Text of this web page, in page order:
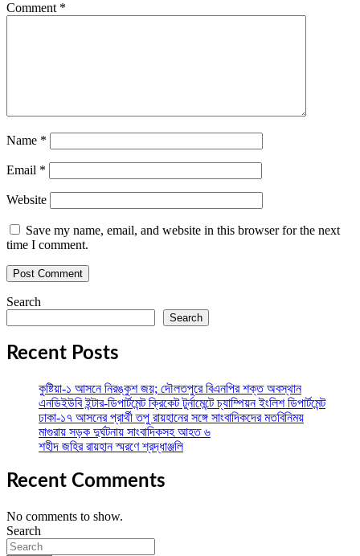
Comment *
Name *
Email *
Website
Save my name, email, and website in this browser for the next
time I comment.
Search
Search
Recent Posts
কুষ্টিয়া-১ আসনে নিরঙ্কুশ জয়; দৌলতপুরে বিএনপির শক্ত অবস্থান
এনডিইউবি ইন্টার-ডিপার্টমেন্ট ক্রিকেট টুর্নামেন্টে চ্যাম্পিয়ন ইংলিশ ডিপার্টমেন্ট
ঢাকা-১৭ আসনের প্রার্থী তপু রায়হানের সঙ্গে সাংবাদিকদের মতবিনিময়
মাগুরায় সড়ক দুর্ঘটনায় সাংবাদিকসহ আহত ৬
শহীদ জহির রায়হান স্মরণে শ্রদ্ধাঞ্জলি
Recent Comments
No comments to show.
Search